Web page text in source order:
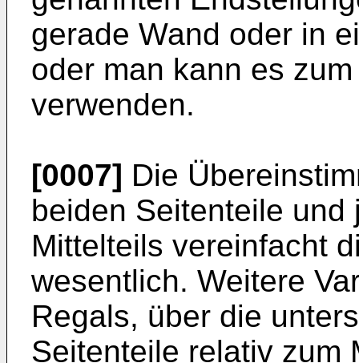
gerade Wand oder in
oder man kann es
verwenden.
[0007] Die
beiden Seitenteile
Mittelteils vereinfacht
wesentlich. Weitere
Regals, über die
Seiten­teile relativ zum